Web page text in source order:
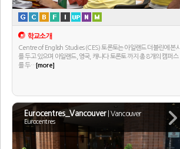
학교소개
Centre of English Studies (CES) 토론토는 아일랜드 더블린에 본사
를 두고 있으며 아일랜드, 영국, 캐나다 토론토 까지 총 8개의 캠퍼스
를 두…[more]
Eurocentres_Vancouver | Vancouver
Eurocentres